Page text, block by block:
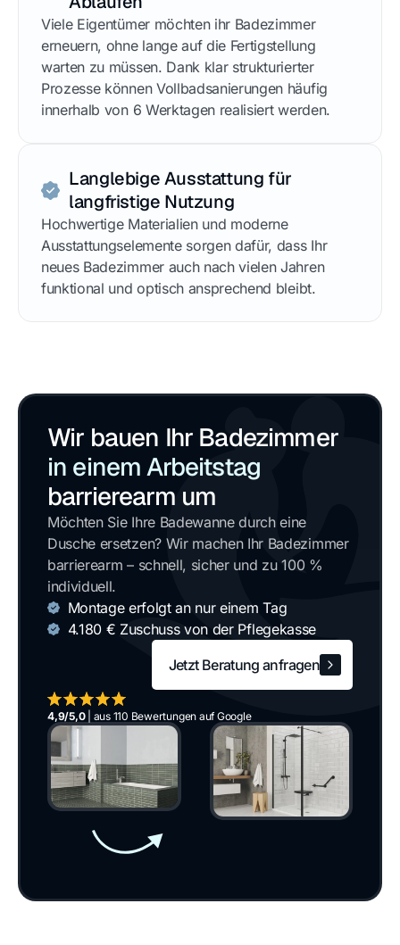
Viele Eigentümer möchten ihr Badezimmer
erneuern, ohne lange auf die Fertigstellung
warten zu müssen. Dank klar strukturierter
Prozesse können Vollbadsanierungen häufig
innerhalb von 6 Werktagen realisiert werden.
Langlebige Ausstattung für
langfristige Nutzung
Hochwertige Materialien und moderne
Ausstattungselemente sorgen dafür, dass Ihr
neues Badezimmer auch nach vielen Jahren
funktional und optisch ansprechend bleibt.
Wir bauen Ihr Badezimmer
in einem Arbeitstag
barrierearm um
Möchten Sie Ihre Badewanne durch eine
Dusche ersetzen? Wir machen Ihr Badezimmer
barrierearm – schnell, sicher und zu 100 %
individuell.
Montage erfolgt an nur einem Tag
4.180 € Zuschuss von der Pflegekasse
Jetzt Beratung anfragen
4,9/5,0| aus 110 Bewertungen auf Google